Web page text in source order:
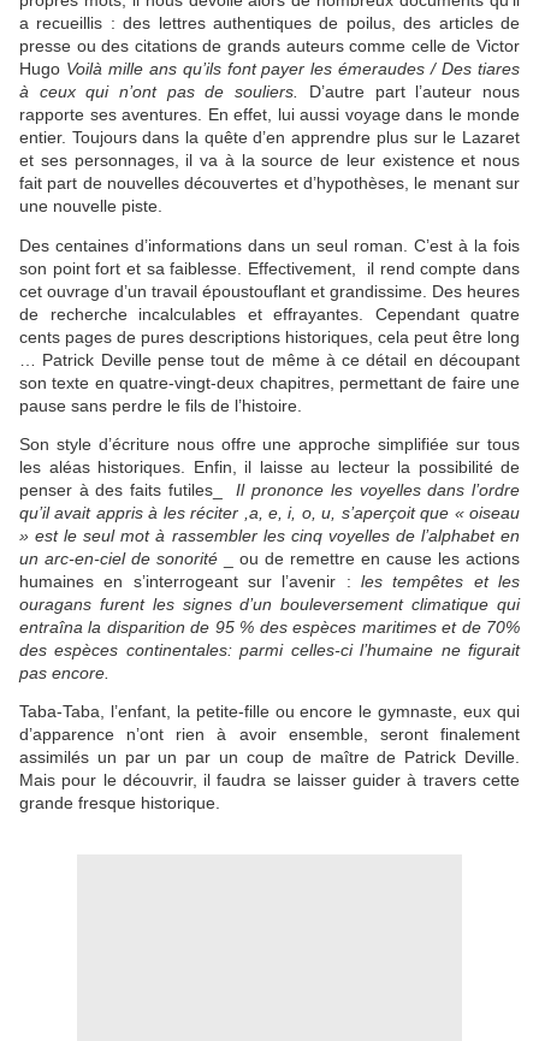
a recueillis : des lettres authentiques de poilus, des articles de
presse ou des citations de grands auteurs comme celle de Victor
Hugo Voilà mille ans qu’ils font payer les émeraudes / Des tiares
à ceux qui n’ont pas de souliers. D’autre part l’auteur nous
rapporte ses aventures. En effet, lui aussi voyage dans le monde
entier. Toujours dans la quête d’en apprendre plus sur le Lazaret
et ses personnages, il va à la source de leur existence et nous
fait part de nouvelles découvertes et d’hypothèses, le menant sur
une nouvelle piste.
Des centaines d’informations dans un seul roman. C’est à la fois
son point fort et sa faiblesse. Effectivement, il rend compte dans
cet ouvrage d’un travail époustouflant et grandissime. Des heures
de recherche incalculables et effrayantes. Cependant quatre
cents pages de pures descriptions historiques, cela peut être long
… Patrick Deville pense tout de même à ce détail en découpant
son texte en quatre-vingt-deux chapitres, permettant de faire une
pause sans perdre le fils de l’histoire.
Son style d’écriture nous offre une approche simplifiée sur tous
les aléas historiques. Enfin, il laisse au lecteur la possibilité de
penser à des faits futiles_
Il prononce les voyelles dans l’ordre
qu’il avait appris à les réciter ,a, e, i, o, u, s’aperçoit que « oiseau
» est le seul mot à rassembler les cinq voyelles de l’alphabet en
un arc-en-ciel de sonorité _ ou de remettre en cause les actions
humaines en s’interrogeant sur l’avenir : les tempêtes et les
ouragans furent les signes d’un bouleversement climatique qui
entraîna la disparition de 95 % des espèces maritimes et de 70%
des espèces continentales: parmi celles-ci l’humaine ne figurait
pas encore.
Taba-Taba, l’enfant, la petite-fille ou encore le gymnaste, eux qui
d’apparence n’ont rien à avoir ensemble, seront finalement
assimilés un par un par un coup de maître de Patrick Deville.
Mais pour le découvrir, il faudra se laisser guider à travers cette
grande fresque historique.